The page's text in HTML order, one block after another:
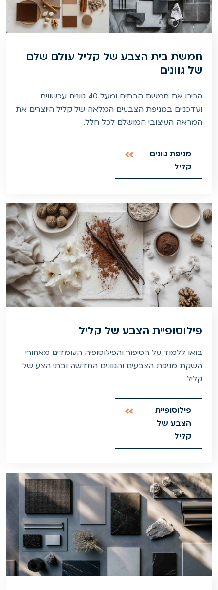
חמשת בית הצבע של קליל עולם שלם
של גוונים
הכירו את חמשת הבתים ומעל 40 גוונים עכשווים
ועדכניים במניפת הצבעים המלאה של קליל היוצרים את
המראה העיצובי המושלם לכל חלל.
מניפת גוונים
קליל
פילוסופיית הצבע של קליל
בואו ללמוד על הסיפור והפילוסופיה העומדים מאחורי
השקת מניפת הצבעים והגוונים החדשה ובתי הצע של
קליל
פילוסופיית
הצבע של
קליל